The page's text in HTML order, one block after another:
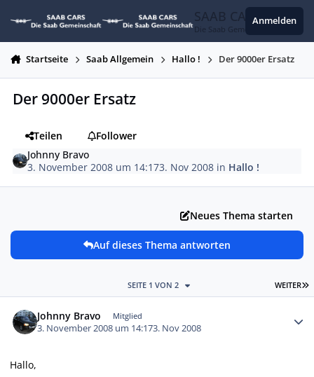
SAAB CARS
Die Saab Gemeinschaft
Anmelden
Startseite Saab Allgemein Hallo ! Der 9000er Ersatz
Der 9000er Ersatz
Teilen
Follower
Johnny Bravo
3. November 2008 um 14:173. Nov 2008 in Hallo !
Neues Thema starten
Auf dieses Thema antworten
WEITER
SEITE 1 VON 2
Johnny Bravo Mitglied
3. November 2008 um 14:173. Nov 2008
Hallo,